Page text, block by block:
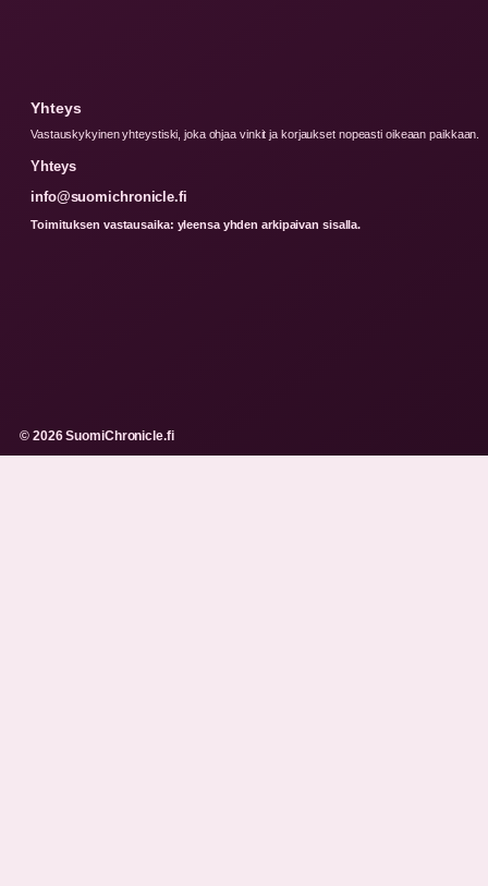
Yhteys
Vastauskykyinen yhteystiski, joka ohjaa vinkit ja korjaukset nopeasti oikeaan paikkaan.
Yhteys
info@suomichronicle.fi
Toimituksen vastausaika: yleensa yhden arkipaivan sisalla.
© 2026 SuomiChronicle.fi